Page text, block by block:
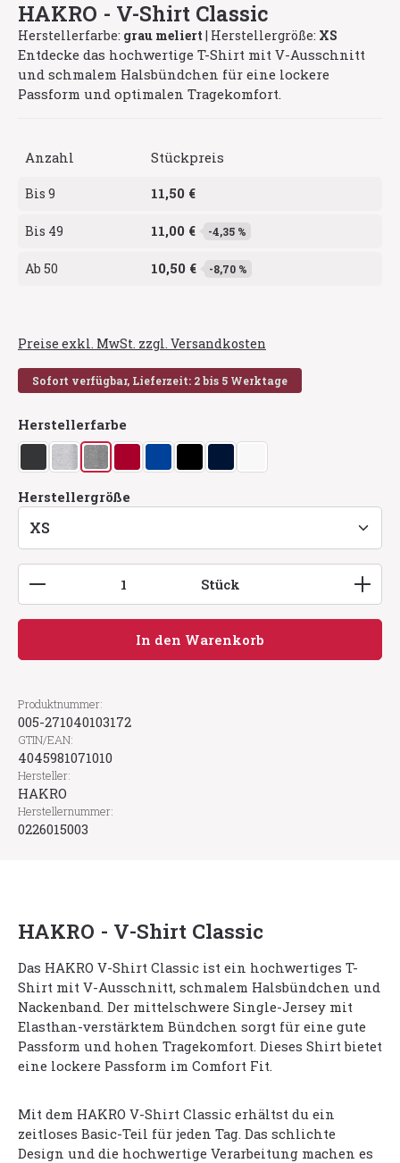
HAKRO - V-Shirt Classic
Herstellerfarbe: grau meliert | Herstellergröße: XS
Entdecke das hochwertige T-Shirt mit V-Ausschnitt
und schmalem Halsbündchen für eine lockere
Passform und optimalen Tragekomfort.
Anzahl Stückpreis
Bis 9 11,50 €
Bis 49 11,00 € -4,35 %
Ab 50 10,50 € -8,70 %
Preise exkl. MwSt. zzgl. Versandkosten
Sofort verfügbar, Lieferzeit: 2 bis 5 Werktage
Herstellerfarbe
anthrazitasche meliert
grau meliert
rot royalblau
schwarz
tinte weiß
Herstellergröße
Produkt Anzahl: Gib den gewünschten Wert
Stück
In den Warenkorb
Produktnummer:
005-271040103172
GTIN/EAN:
4045981071010
Hersteller:
HAKRO
Herstellernummer:
0226015003
HAKRO - V-Shirt Classic
Das HAKRO V-Shirt Classic ist ein hochwertiges T-
Shirt mit V-Ausschnitt, schmalem Halsbündchen und
Nackenband. Der mittelschwere Single-Jersey mit
Elasthan-verstärktem Bündchen sorgt für eine gute
Passform und hohen Tragekomfort. Dieses Shirt bietet
eine lockere Passform im Comfort Fit.
Mit dem HAKRO V-Shirt Classic erhältst du ein
zeitloses Basic-Teil für jeden Tag. Das schlichte
Design und die hochwertige Verarbeitung machen es